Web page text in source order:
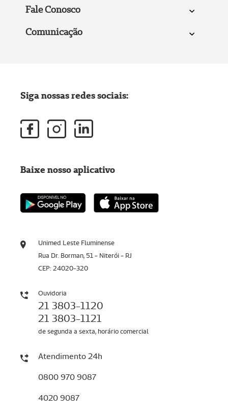
Fale Conosco
Comunicação
Unimed Leste Fluminense
Rua Dr. Borman, 51 - Niterói - RJ
CEP: 24020-320
Ouvidoria
21 3803-1120
21 3803-1121
de segunda a sexta, horário comercial
Atendimento 24h
0800 970 9087
4020 9087
Siga nossas redes sociais:
Baixe nosso aplicativo